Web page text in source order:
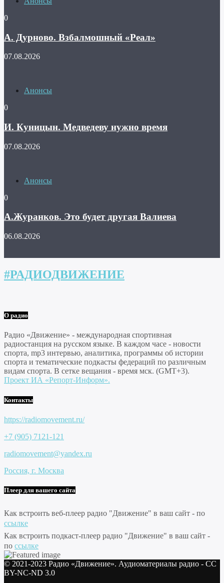
0
А. Дурново. Взбалмошный «Реал»
07.08.2026
Анонсы
0
И. Куницын. Медведеву нужно время
07.08.2026
Анонсы
0
А.Журанков. Это будет другая Валиева
06.08.2026
#РАДИОДВИЖЕНИЕ
О радио
Радио «Движение» - международная спортивная
радиостанция на русском языке. В каждом часе - новости
спорта, mp3 интервью, аналитика, программы об истории
спорта и тематические подкасты федераций по различным
видам спорта. В сетке вещания - время мск. (GMT+3).
Проект ИА «Репорт-Информ».
Контакты
https://radiomovement.ru/
+7 (905) 7121-121
radiomovement@yandex.ru
Россия, г. Москва
Плеер для вашего сайта
Как встроить веб-плеер радио "Движение" в ваш сайт - по
ссылке
Как встроить подкаст-плеер радио "Движение" в ваш сайт -
по ссылке
© 2021-2023 Радио «Движение». Аудиоматериалы радио - CC
BY-NC-ND 3.0